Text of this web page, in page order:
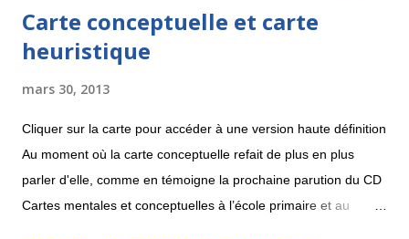
Carte conceptuelle et carte
heuristique
mars 30, 2013
Cliquer sur la carte pour accéder à une version haute définition
Au moment où la carte conceptuelle refait de plus en plus
parler d'elle, comme en témoigne la prochaine parution du CD
Cartes mentales et conceptuelles à l’école primaire et au